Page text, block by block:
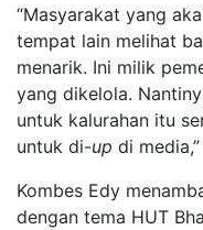
“Masyarakat yang
tempat lain melihat
menarik. Ini milik
yang dikelola.
untuk kalurahan itu
untuk di-up di
Kombes Edy
dengan tema HUT